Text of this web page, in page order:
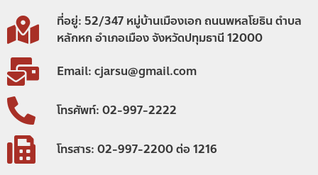
ที่อยู่: 52/347 หมู่บ้านเมืองเอก ถนนพหลโยธิน ตำบล
หลักหก อำเภอเมือง จังหวัดปทุมธานี 12000
Email: cjarsu@gmail.com
โทรศัพท์: 02-997-2222
โทรสาร: 02-997-2200 ต่อ 1216